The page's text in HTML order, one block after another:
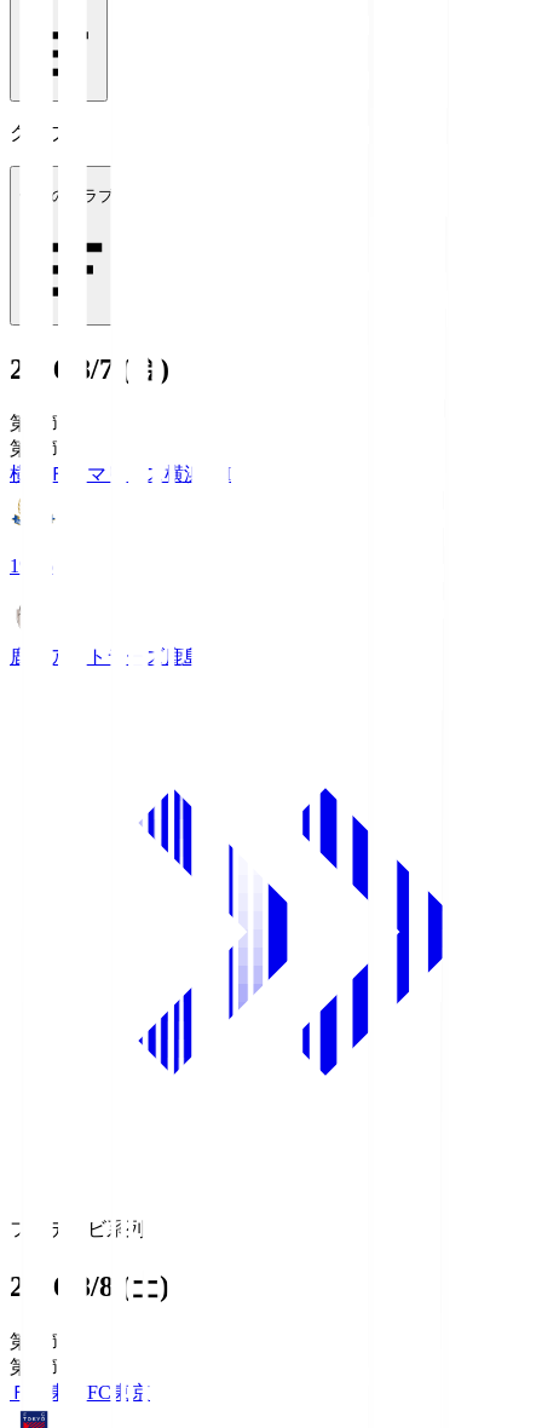
クラブ
全てのクラブ
2026/8/7 (金)
第1節
第1節
横浜Ｆ・マリノス横浜FM
19:26
鹿島アントラーズ鹿島
フジテレビ系列
2026/8/8 (土)
第1節
第1節
ＦＣ東京 FC東京